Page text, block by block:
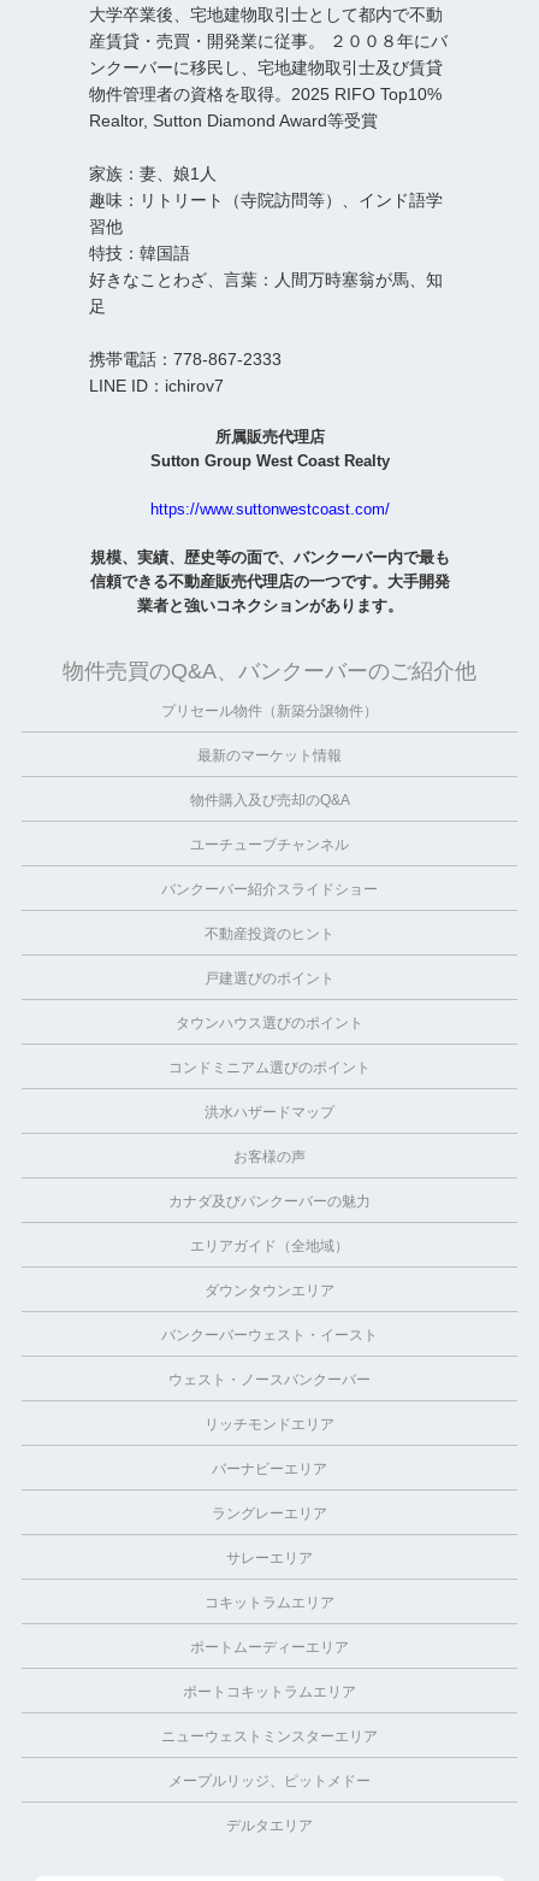
大学卒業後、宅地建物取引士として都内で不動
産賃貸・売買・開発業に従事。 ２００８年にバ
ンクーバーに移民し、宅地建物取引士及び賃貸
物件管理者の資格を取得。2025 RIFO Top10%
Realtor, Sutton Diamond Award等受賞
家族：妻、娘1人
趣味：リトリート（寺院訪問等）、インド語学
習他
特技：韓国語
好きなことわざ、言葉：人間万時塞翁が馬、知
足
携帯電話：778-867-2333
LINE ID：ichirov7
所属販売代理店
Sutton Group West Coast Realty
https://www.suttonwestcoast.com/
規模、実績、歴史等の面で、バンクーバー内で最も
信頼できる不動産販売代理店の一つです。大手開発
業者と強いコネクションがあります。
物件売買のQ&A、バンクーバーのご紹介他
プリセール物件（新築分譲物件）
最新のマーケット情報
物件購入及び売却のQ&A
ユーチューブチャンネル
バンクーバー紹介スライドショー
不動産投資のヒント
戸建選びのポイント
タウンハウス選びのポイント
コンドミニアム選びのポイント
洪水ハザードマップ
お客様の声
カナダ及びバンクーバーの魅力
エリアガイド（全地域）
ダウンタウンエリア
バンクーバーウェスト・イースト
ウェスト・ノースバンクーバー
リッチモンドエリア
バーナビーエリア
ラングレーエリア
サレーエリア
コキットラムエリア
ポートムーディーエリア
ポートコキットラムエリア
ニューウェストミンスターエリア
メープルリッジ、ピットメドー
デルタエリア